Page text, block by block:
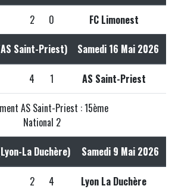
2 0 FC Limonest
Saint-Priest) Samedi 16 Mai 2026
4 1 AS Saint-Priest
AS Saint-Priest : 15ème
National 2
La Duchère) Samedi 9 Mai 2026
2 4 Lyon La Duchère